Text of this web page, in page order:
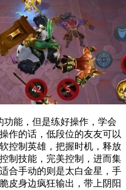
功能，但是练好操作，学会
作的话，低段位的友友可以
控制英雄，把握时机，释放
制技能，完美控制，进而集
合手动的则是太白金星，手
皮身边疯狂输出，带上阴阳